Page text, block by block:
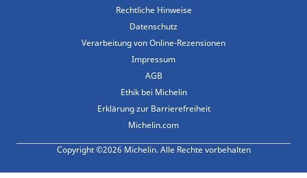
Rechtliche Hinweise
Datenschutz
Verarbeitung von Online-Rezensionen
Impressum
AGB
Ethik bei Michelin
Erklärung zur Barrierefreiheit
Michelin.com
Copyright ©2026 Michelin. Alle Rechte vorbehalten